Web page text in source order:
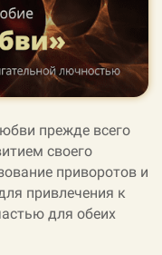
прежде всего
своего
приворотов и
привлечения к
для обеих